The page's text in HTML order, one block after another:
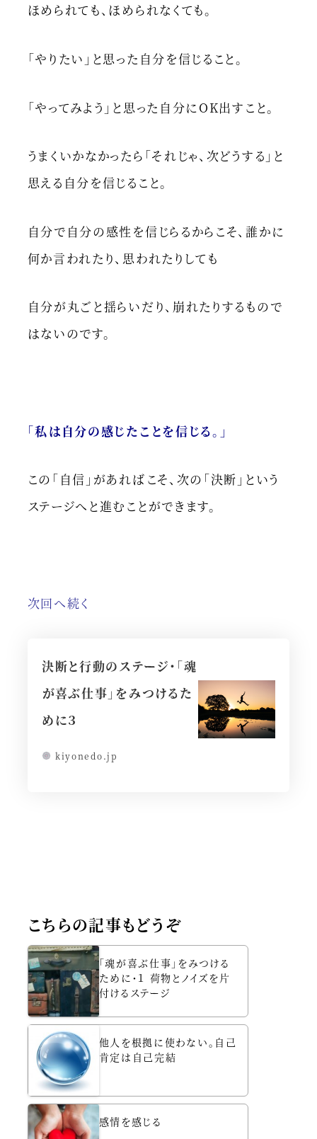
ほめられても、ほめられなくても。
「やりたい」と思った自分を信じること。
「やってみよう」と思った自分にOK出すこと。
うまくいかなかったら「それじゃ、次どうする」と
思える自分を信じること。
自分で自分の感性を信じらるからこそ、誰かに
何か言われたり、思われたりしても
自分が丸ごと揺らいだり、崩れたりするもので
はないのです。
「私は自分の感じたことを信じる。」
この「自信」があればこそ、次の「決断」という
ステージへと進むことができます。
次回へ続く
決断と行動のステージ・「魂
が喜ぶ仕事」をみつけるた
めに３
kiyonedo.jp
こちらの記事もどうぞ
「魂が喜ぶ仕事」をみつける
ために・１ 荷物とノイズを片
付けるステージ
他人を根拠に使わない。自己
肯定は自己完結
感情を感じる